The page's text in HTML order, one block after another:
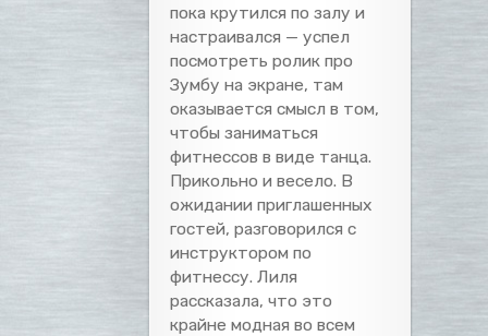
пока крутился по залу и
настраивался — успел
посмотреть ролик про
Зумбу на экране, там
оказывается смысл в том,
чтобы заниматься
фитнессов в виде танца.
Прикольно и весело. В
ожидании приглашенных
гостей, разговорился с
инструктором по
фитнессу. Лиля
рассказала, что это
крайне модная во всем